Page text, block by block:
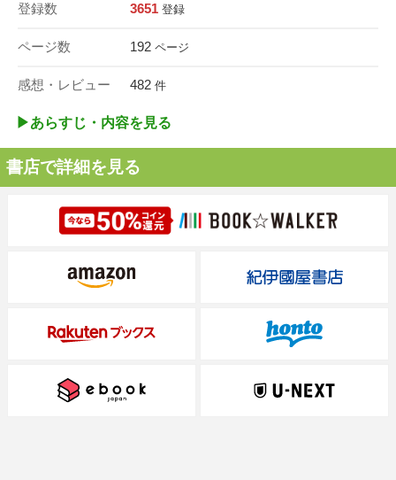
登録数 3651 登録
ページ数 192 ページ
感想・レビュー 482 件
▶︎あらすじ・内容を見る
書店で詳細を見る